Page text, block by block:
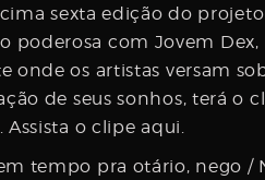
sexta edição do
poderosa com Jovem Dex,
os artistas versam
de seus sonhos, terá o
o clipe aqui.
tempo pra otário, nego /